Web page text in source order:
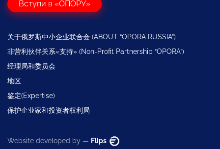
Вступи в «ОПОРУ»
关于俄罗斯中小企业联合会 (ABOUT “OPORA RUSSIA”)
非营利伙伴关系«支持» (Non-Profit Partnership “OPORA”)
经理局和委员会
地区
鉴定(Expertise)
保护企业家和投资者权利局
Website developed by — Flips